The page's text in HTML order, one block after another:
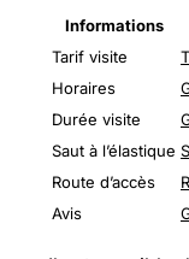
Informations
Tarif visite
Horaires
Durée visite
Saut à l’élastique
Route d’accès
Avis